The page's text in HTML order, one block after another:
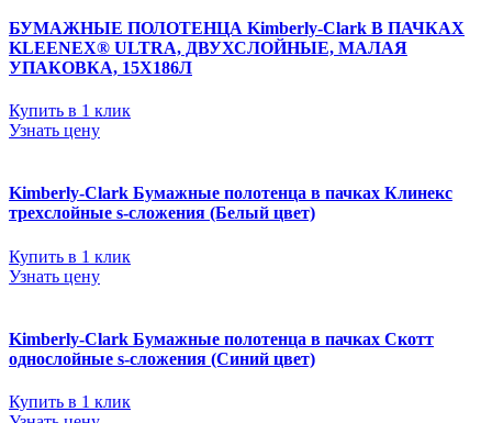
БУМАЖНЫЕ ПОЛОТЕНЦА Kimberly-Clark В ПАЧКАХ
KLEENEX® ULTRA, ДВУХСЛОЙНЫЕ, МАЛАЯ
УПАКОВКА, 15Х186Л
Купить в 1 клик
Узнать цену
Kimberly-Clark Бумажные полотенца в пачках Клинекс
трехслойные s-сложения (Белый цвет)
Купить в 1 клик
Узнать цену
Kimberly-Clark Бумажные полотенца в пачках Скотт
однослойные s-сложения (Синий цвет)
Купить в 1 клик